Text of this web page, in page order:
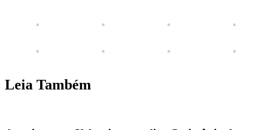
Leia Também